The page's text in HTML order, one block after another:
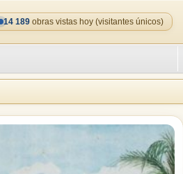
14 189 obras vistas hoy (visitantes únicos)